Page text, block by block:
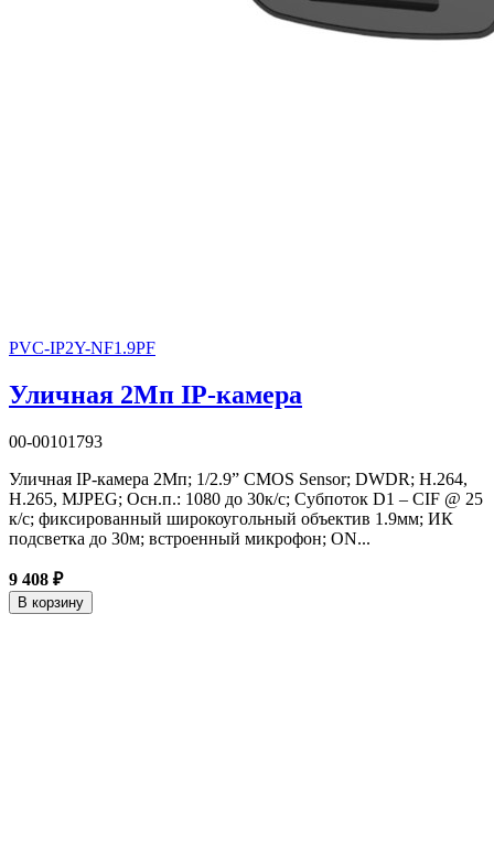
PVC-IP2Y-NF1.9PF
Уличная 2Мп IP-камера
00-00101793
Уличная IP-камера 2Мп; 1/2.9” CMOS Sensor; DWDR; H.264,
H.265, MJPEG; Осн.п.: 1080 до 30к/с; Субпоток D1 – CIF @ 25
к/с; фиксированный широкоугольный объектив 1.9мм; ИК
подсветка до 30м; встроенный микрофон; ON...
9 408 ₽
В корзину